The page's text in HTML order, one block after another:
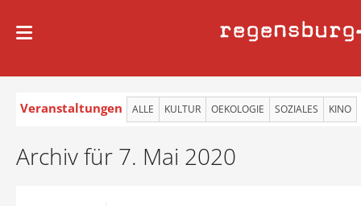
regensburg
Veranstaltungen ALLE KULTUR OEKOLOGIE SOZIALES KINO
Archiv für 7. Mai 2020